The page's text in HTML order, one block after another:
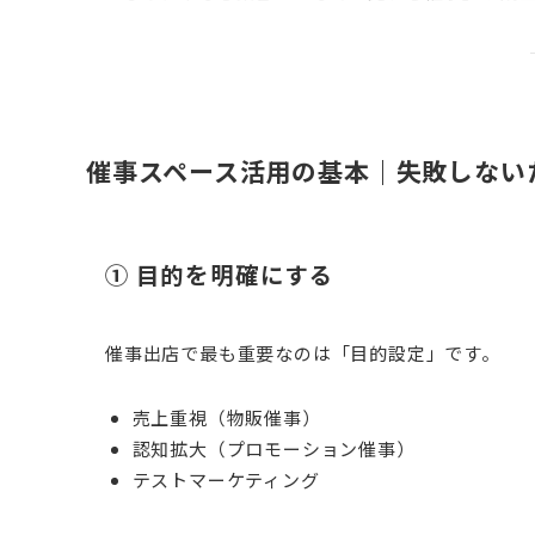
催事スペース活用の基本｜失敗しな
① 目的を明確にする
催事出店で最も重要なのは「目的設定」です。
売上重視（物販催事）
認知拡大（プロモーション催事）
テストマーケティング